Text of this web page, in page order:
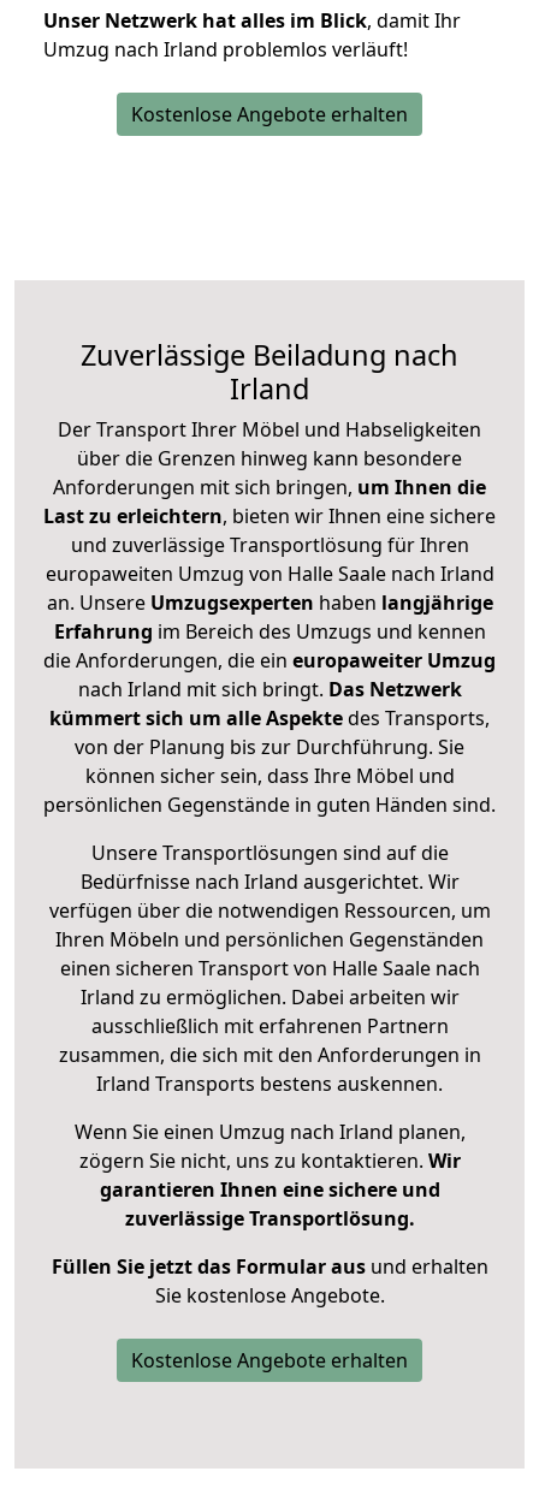
Unser Netzwerk hat alles im Blick, damit Ihr
Umzug nach Irland problemlos verläuft!
Kostenlose Angebote erhalten
Zuverlässige Beiladung nach
Irland
Der Transport Ihrer Möbel und Habseligkeiten
über die Grenzen hinweg kann besondere
Anforderungen mit sich bringen, um Ihnen die
Last zu erleichtern, bieten wir Ihnen eine sichere
und zuverlässige Transportlösung für Ihren
europaweiten Umzug von Halle Saale nach Irland
an. Unsere Umzugsexperten haben langjährige
Erfahrung im Bereich des Umzugs und kennen
die Anforderungen, die ein europaweiter Umzug
nach Irland mit sich bringt. Das Netzwerk
kümmert sich um alle Aspektedes Transports,
von der Planung bis zur Durchführung. Sie
können sicher sein, dass Ihre Möbel und
persönlichen Gegenstände in guten Händen sind.
Unsere Transportlösungen sind auf die
Bedürfnisse nach Irland ausgerichtet. Wir
verfügen über die notwendigen Ressourcen, um
Ihren Möbeln und persönlichen Gegenständen
einen sicheren Transport von Halle Saale nach
Irland zu ermöglichen. Dabei arbeiten wir
ausschließlich mit erfahrenen Partnern
zusammen, die sich mit den Anforderungen in
Irland Transports bestens auskennen.
Wenn Sie einen Umzug nach Irland planen,
zögern Sie nicht, uns zu kontaktieren. Wir
garantieren Ihnen eine sichere und
zuverlässige Transportlösung.
Füllen Sie jetzt das Formular ausund erhalten
Sie kostenlose Angebote.
Kostenlose Angebote erhalten